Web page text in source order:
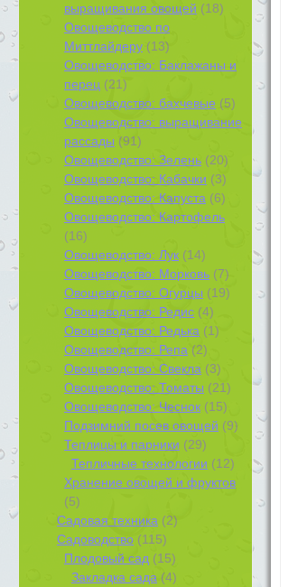
выращивания овощей (18)
Овощеводство по
Миттлайдеру (13)
Овощеводство: Баклажаны и
перец (21)
Овощеводство: бахчевые (5)
Овощеводство: выращивание
рассады (91)
Овощеводство: Зелень (20)
Овощеводство: Кабачки (3)
Овощеводство: Капуста (6)
Овощеводство: Картофель
(16)
Овощеводство: Лук (14)
Овощеводство: Морковь (7)
Овощеводство: Огурцы (19)
Овощеводство: Редис (4)
Овощеводство: Редька (1)
Овощеводство: Репа (2)
Овощеводство: Свекла (3)
Овощеводство: Томаты (21)
Овощеводство: Чеснок (15)
Подзимний посев овощей (9)
Теплицы и парники (29)
Тепличные технологии (12)
Хранение овощей и фруктов
(5)
Садовая техника (2)
Садоводство (115)
Плодовый сад (15)
Закладка сада (4)